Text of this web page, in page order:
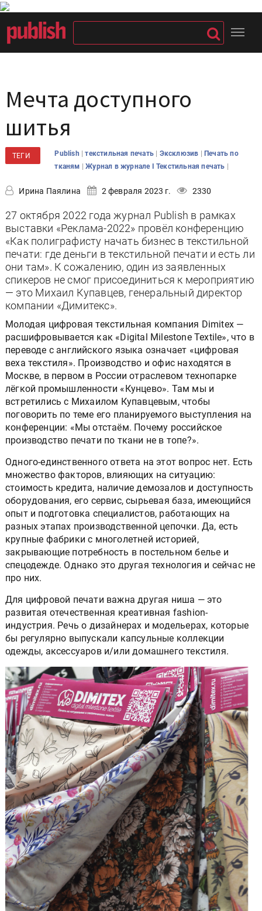
Мечта доступного
шитья
ТЕГИ Publish |текстильная печать | Эксклюзив |Печать по
тканям |Журнал в журнале I Текстильная печать |
Ирина Паялина 2 февраля 2023 г. 2330
27 октября 2022 года журнал Publish в рамках
выставки «Реклама-2022» провёл конференцию
«Как полиграфисту начать бизнес в текстильной
печати: где деньги в текстильной печати и есть ли
они там». К сожалению, один из заявленных
спикеров не смог присоединиться к мероприятию
— это Михаил Купавцев, генеральный директор
компании «Димитекс».
Молодая цифровая текстильная компания Dimitex —
расшифровывается как «Digital Milestone Textile», что в
переводе с английского языка означает «цифровая
веха текстиля». Производство и офис находятся в
Москве, в первом в России отраслевом технопарке
лёгкой промышленности «Кунцево». Там мы и
встретились с Михаилом Купавцевым, чтобы
поговорить по теме его планируемого выступления на
конференции: «Мы отстаём. Почему российское
производство печати по ткани не в топе?».
Одного-единственного ответа на этот вопрос нет. Есть
множество факторов, влияющих на ситуацию:
стоимость кредита, наличие демозалов и доступность
оборудования, его сервис, сырьевая база, имеющийся
опыт и подготовка специалистов, работающих на
разных этапах производственной цепочки. Да, есть
крупные фабрики с многолетней историей,
закрывающие потребность в постельном белье и
спецодежде. Однако это другая технология и сейчас не
про них.
Для цифровой печати важна другая ниша — это
развитая отечественная креативная fashion-
индустрия. Речь о дизайнерах и модельерах, которые
бы регулярно выпускали капсульные коллекции
одежды, аксессуаров и/или домашнего текстиля.